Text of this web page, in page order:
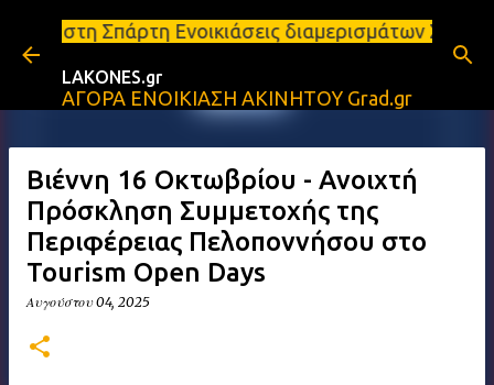
Μετάβαση στο κύριο περιεχόμενο
Ενοικιάσεις διαμερισμάτων Σπάρτη και
LAKONES.gr
ΑΓΟΡΑ ΕΝΟΙΚΙΑΣΗ ΑΚΙΝΗΤΟΥ Grad.gr
Βιέννη 16 Οκτωβρίου - Ανοιχτή
Πρόσκληση Συμμετοχής της
Περιφέρειας Πελοποννήσου στο
Tourism Open Days
Αυγούστου 04, 2025